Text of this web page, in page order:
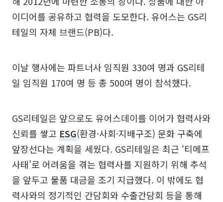
이디어를 공유하고 협력을 도모한다. 유어스는 GS리
테일의 자체 브랜드(PB)다.
이날 행사에는 파트너사 임직원 330여 명과 GS리테
일 임직원 170여 명 등 총 500여 명이 참석했다.
GS리테일은 앞으로도 유어스데이를 이어가 협력사와
신뢰를 쌓고 ESG(환경·사회·지배구조) 문화 구축에
앞장선다는 계획을 세웠다. GS리테일은 최근 ‘티메프
사태’로 어려움을 겪는 협력사를 지원하기 위해 추석
을 앞두고 물품 대금을 조기 지급했다. 이 밖에도 협
력사와의 정기적인 간담회와 수출간담회 등을 통해